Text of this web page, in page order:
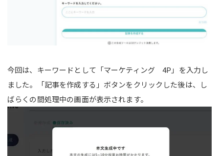
今回は、キーワードとして「マーケティング 4P」を入力し
ました。「記事を作成する」ボタンをクリックした後は、し
ばらくの間処理中の画面が表示されます。